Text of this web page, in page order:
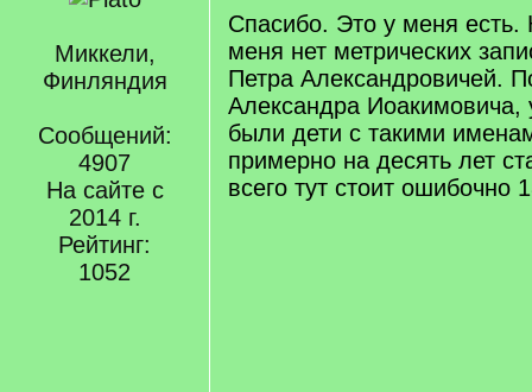
Миккели,
Финляндия
Сообщений:
4907
На сайте с
2014 г.
Рейтинг:
1052
Спасибо. Это у меня
меня нет метрических
Петра Александровичей.
Александра Иоакимовича,
были дети с такими
примерно на десять лет
всего тут стоит ошибочно